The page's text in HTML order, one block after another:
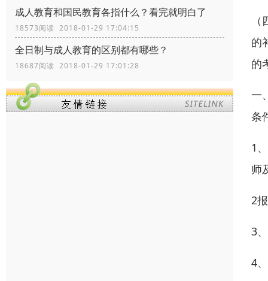
成人教育和国民教育各指什么？看完就明白了
18573阅读 2018-01-29 17:04:15
全日制与成人教育的区别都有哪些？
18687阅读 2018-01-29 17:01:28
的
的
一
条
1
师
2
3
4